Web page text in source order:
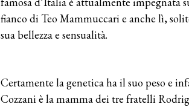
fianco di Teo Mammuccari e anche lì,
sua bellezza e sensualità.
Certamente la genetica ha il suo peso e
Cozzani è la mamma dei tre fratelli